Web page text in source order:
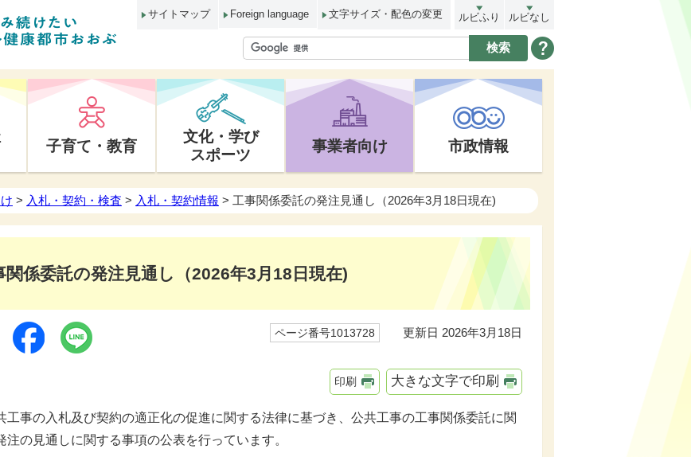
サイトマップ Foreign language 文字サイズ・配色の変更 ルビふり ルビなし
子育て・教育
文化・学び
スポーツ
事業者向け 市政情報
> 入札・契約・検査 > 入札・契約情報 > 工事関係委託の発注見通し（2026年3月18日現在)
関係委託の発注見通し（2026年3月18日現在)
ページ番号1013728 更新日 2026年3月18日
印刷 大きな文字で印刷
事の入札及び契約の適正化の促進に関する法律に基づき、公共工事の工事関係委託に関
注の見通しに関する事項の公表を行っています。